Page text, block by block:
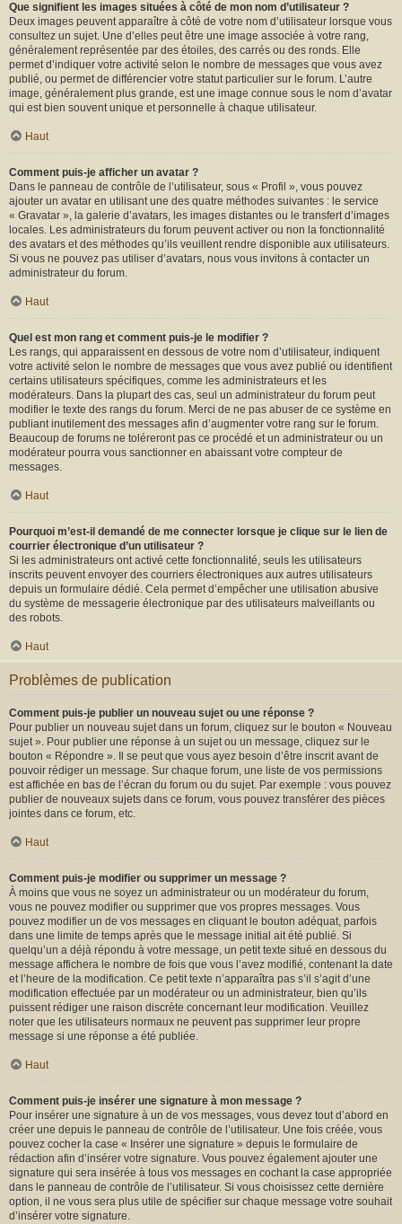
Que signifient les images situées à côté de mon nom d’utilisateur ?
Deux images peuvent apparaître à côté de votre nom d’utilisateur lorsque vous
consultez un sujet. Une d’elles peut être une image associée à votre rang,
généralement représentée par des étoiles, des carrés ou des ronds. Elle
permet d’indiquer votre activité selon le nombre de messages que vous avez
publié, ou permet de différencier votre statut particulier sur le forum. L’autre
image, généralement plus grande, est une image connue sous le nom d’avatar
qui est bien souvent unique et personnelle à chaque utilisateur.
Haut
Comment puis-je afficher un avatar ?
Dans le panneau de contrôle de l’utilisateur, sous « Profil », vous pouvez
ajouter un avatar en utilisant une des quatre méthodes suivantes : le service
« Gravatar », la galerie d’avatars, les images distantes ou le transfert d’images
locales. Les administrateurs du forum peuvent activer ou non la fonctionnalité
des avatars et des méthodes qu’ils veuillent rendre disponible aux utilisateurs.
Si vous ne pouvez pas utiliser d’avatars, nous vous invitons à contacter un
administrateur du forum.
Haut
Quel est mon rang et comment puis-je le modifier ?
Les rangs, qui apparaissent en dessous de votre nom d’utilisateur, indiquent
votre activité selon le nombre de messages que vous avez publié ou identifient
certains utilisateurs spécifiques, comme les administrateurs et les
modérateurs. Dans la plupart des cas, seul un administrateur du forum peut
modifier le texte des rangs du forum. Merci de ne pas abuser de ce système en
publiant inutilement des messages afin d’augmenter votre rang sur le forum.
Beaucoup de forums ne toléreront pas ce procédé et un administrateur ou un
modérateur pourra vous sanctionner en abaissant votre compteur de
messages.
Haut
Pourquoi m’est-il demandé de me connecter lorsque je clique sur le lien de
courrier électronique d’un utilisateur ?
Si les administrateurs ont activé cette fonctionnalité, seuls les utilisateurs
inscrits peuvent envoyer des courriers électroniques aux autres utilisateurs
depuis un formulaire dédié. Cela permet d’empêcher une utilisation abusive
du système de messagerie électronique par des utilisateurs malveillants ou
des robots.
Haut
Problèmes de publication
Comment puis-je publier un nouveau sujet ou une réponse ?
Pour publier un nouveau sujet dans un forum, cliquez sur le bouton « Nouveau
sujet ». Pour publier une réponse à un sujet ou un message, cliquez sur le
bouton « Répondre ». Il se peut que vous ayez besoin d’être inscrit avant de
pouvoir rédiger un message. Sur chaque forum, une liste de vos permissions
est affichée en bas de l’écran du forum ou du sujet. Par exemple : vous pouvez
publier de nouveaux sujets dans ce forum, vous pouvez transférer des pièces
jointes dans ce forum, etc.
Haut
Comment puis-je modifier ou supprimer un message ?
À moins que vous ne soyez un administrateur ou un modérateur du forum,
vous ne pouvez modifier ou supprimer que vos propres messages. Vous
pouvez modifier un de vos messages en cliquant le bouton adéquat, parfois
dans une limite de temps après que le message initial ait été publié. Si
quelqu’un a déjà répondu à votre message, un petit texte situé en dessous du
message affichera le nombre de fois que vous l’avez modifié, contenant la date
et l’heure de la modification. Ce petit texte n’apparaîtra pas s’il s’agit d’une
modification effectuée par un modérateur ou un administrateur, bien qu’ils
puissent rédiger une raison discrète concernant leur modification. Veuillez
noter que les utilisateurs normaux ne peuvent pas supprimer leur propre
message si une réponse a été publiée.
Haut
Comment puis-je insérer une signature à mon message ?
Pour insérer une signature à un de vos messages, vous devez tout d’abord en
créer une depuis le panneau de contrôle de l’utilisateur. Une fois créée, vous
pouvez cocher la case « Insérer une signature » depuis le formulaire de
rédaction afin d’insérer votre signature. Vous pouvez également ajouter une
signature qui sera insérée à tous vos messages en cochant la case appropriée
dans le panneau de contrôle de l’utilisateur. Si vous choisissez cette dernière
option, il ne vous sera plus utile de spécifier sur chaque message votre souhait
d’insérer votre signature.